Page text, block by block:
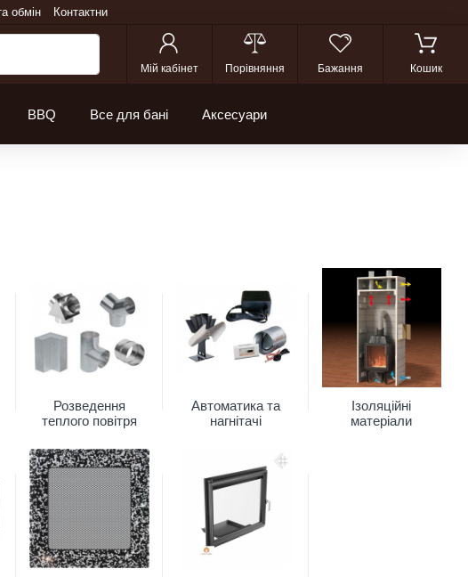
обмін Контактни
Мій кабінет Порівняння Бажання Кошик
BBQ Все для бані Аксесуари
Розведення
теплого повітря
Автоматика та
нагнітачі
Ізоляційні
матеріали